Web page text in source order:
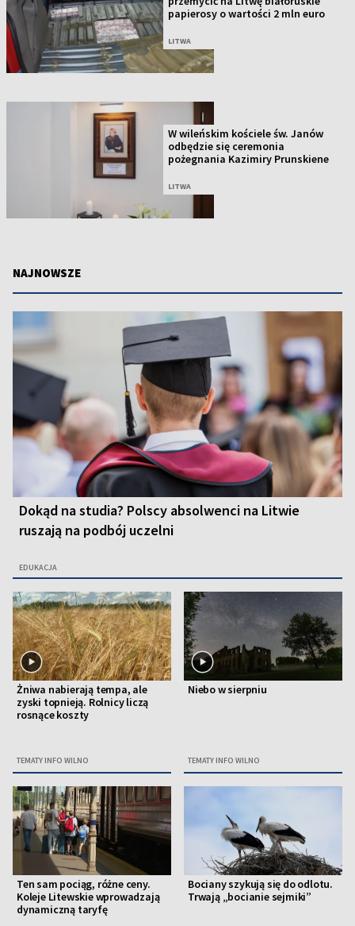
papierosy o wartości 2 mln euro
LITWA
W wileńskim kościele św. Janów
odbędzie się ceremonia
pożegnania Kazimiry Prunskiene
LITWA
NAJNOWSZE
Dokąd na studia? Polscy absolwenci na Litwie
ruszają na podbój uczelni
EDUKACJA
Żniwa nabierają tempa, ale
zyski topnieją. Rolnicy liczą
rosnące koszty
TEMATY INFO WILNO
Niebo w sierpniu
TEMATY INFO WILNO
Ten sam pociąg, różne ceny.
Koleje Litewskie wprowadzają
dynamiczną taryfę
Bociany szykują się do odlotu.
Trwają „bocianie sejmiki”